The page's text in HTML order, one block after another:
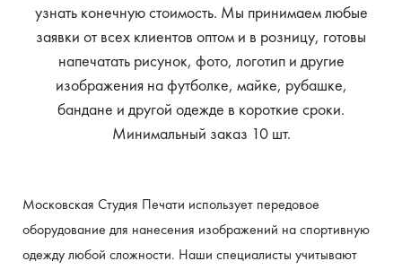
узнать конечную стоимость. Мы принимаем любые
заявки от всех клиентов оптом и в розницу, готовы
напечатать рисунок, фото, логотип и другие
изображения на футболке, майке, рубашке,
бандане и другой одежде в короткие сроки.
Минимальный заказ 10 шт.
Московская Студия Печати использует передовое
оборудование для нанесения изображений на спортивную
одежду любой сложности. Наши специалисты учитывают